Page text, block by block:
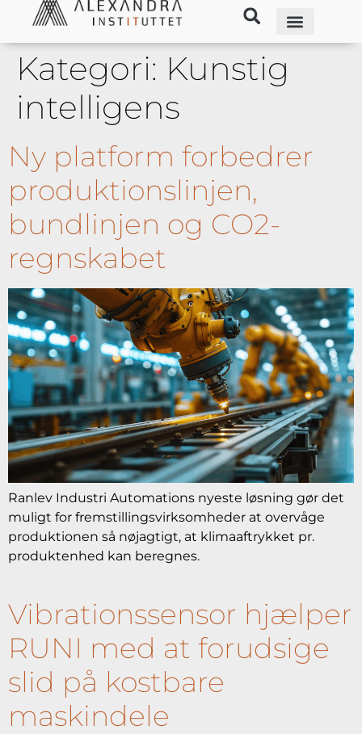
Kategori: Kunstig
intelligens
Ny platform forbedrer
produktionslinjen,
bundlinjen og CO2-
regnskabet
Ranlev Industri Automations nyeste løsning gør det
muligt for fremstillingsvirksomheder at overvåge
produktionen så nøjagtigt, at klimaaftrykket pr.
produktenhed kan beregnes.
Vibrationssensor hjælper
RUNI med at forudsige
slid på kostbare
maskindele